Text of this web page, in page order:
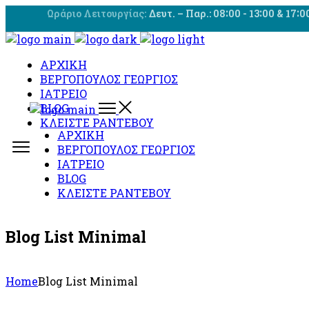
the
Ωράριο Λειτουργίας: Δευτ. – Παρ.: 08∶00 - 13∶00 &
ΑΡΧΙΚΗ
ΒΕΡΓΟΠΟΥΛΟΣ ΓΕΩΡΓΙΟΣ
ΙΑΤΡΕΙΟ
BLOG
ΚΛΕΙΣΤΕ ΡΑΝΤΕΒΟΥ
ΑΡΧΙΚΗ
ΒΕΡΓΟΠΟΥΛΟΣ ΓΕΩΡΓΙΟΣ
ΙΑΤΡΕΙΟ
BLOG
ΚΛΕΙΣΤΕ ΡΑΝΤΕΒΟΥ
Blog List Minimal
HomeBlog List Minimal